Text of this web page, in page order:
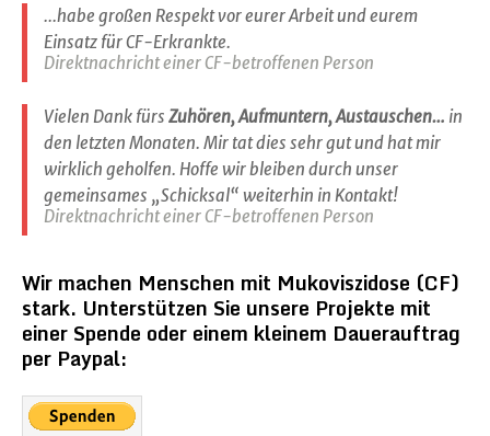
...habe großen Respekt vor eurer Arbeit und eurem
Einsatz für CF-Erkrankte.
Direktnachricht einer CF-betroffenen Person
Vielen Dank fürs Zuhören, Aufmuntern, Austauschen… in
den letzten Monaten. Mir tat dies sehr gut und hat mir
wirklich geholfen. Hoffe wir bleiben durch unser
gemeinsames „Schicksal“ weiterhin in Kontakt!
Direktnachricht einer CF-betroffenen Person
Wir machen Menschen mit Mukoviszidose (CF)
stark. Unterstützen Sie unsere Projekte mit
einer Spende oder einem kleinem Dauerauftrag
per Paypal: